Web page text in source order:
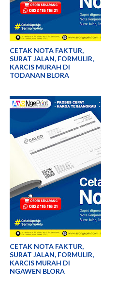
CETAK NOTA FAKTUR,
SURAT JALAN, FORMULIR,
KARCIS MURAH DI
TODANAN BLORA
CETAK NOTA FAKTUR,
SURAT JALAN, FORMULIR,
KARCIS MURAH DI
NGAWEN BLORA